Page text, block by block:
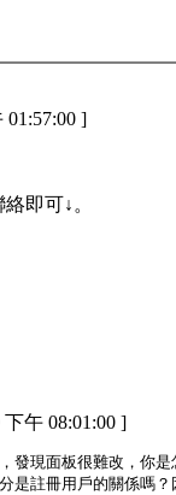
01:57:00 ]
即可↓。
下午 08:01:00 ]
發現面板很難改，你
是註冊用戶的關係嗎